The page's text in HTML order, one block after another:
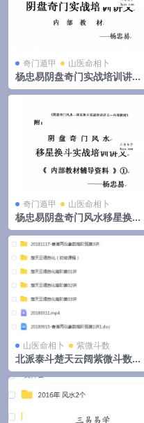
奇门遁甲 山医命相卜
杨忠易阴盘奇门实战培训讲义.
pdf 174页高清电子版 百度云
奇门遁甲 山医命相卜
杨忠易阴盘奇门风水移星换斗
实战培训讲义.pdf 92页 百度
云
山医命相卜 紫微斗数
北派泰斗楚天云阔紫微斗数自
化高级班课程视频+录音+资料